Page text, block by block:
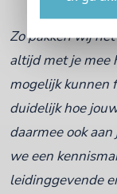
Zo pakken wij
altijd met je mee
mogelijk kunnen
duidelijk hoe
daarmee ook
we een
leidinggevende